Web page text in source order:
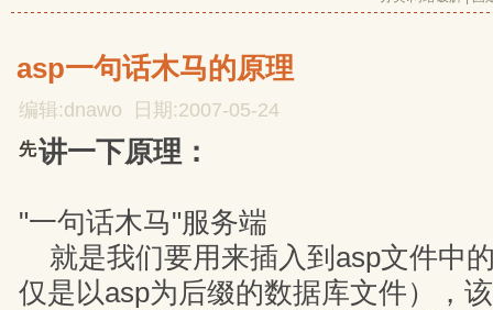
asp一句话木马的原理
编辑:dnawo 日期:2007-05-24
先讲一下原理：
"一句话木马"服务端
就是我们要用来插入到asp文件中
仅是以asp为后缀的数据库文件），